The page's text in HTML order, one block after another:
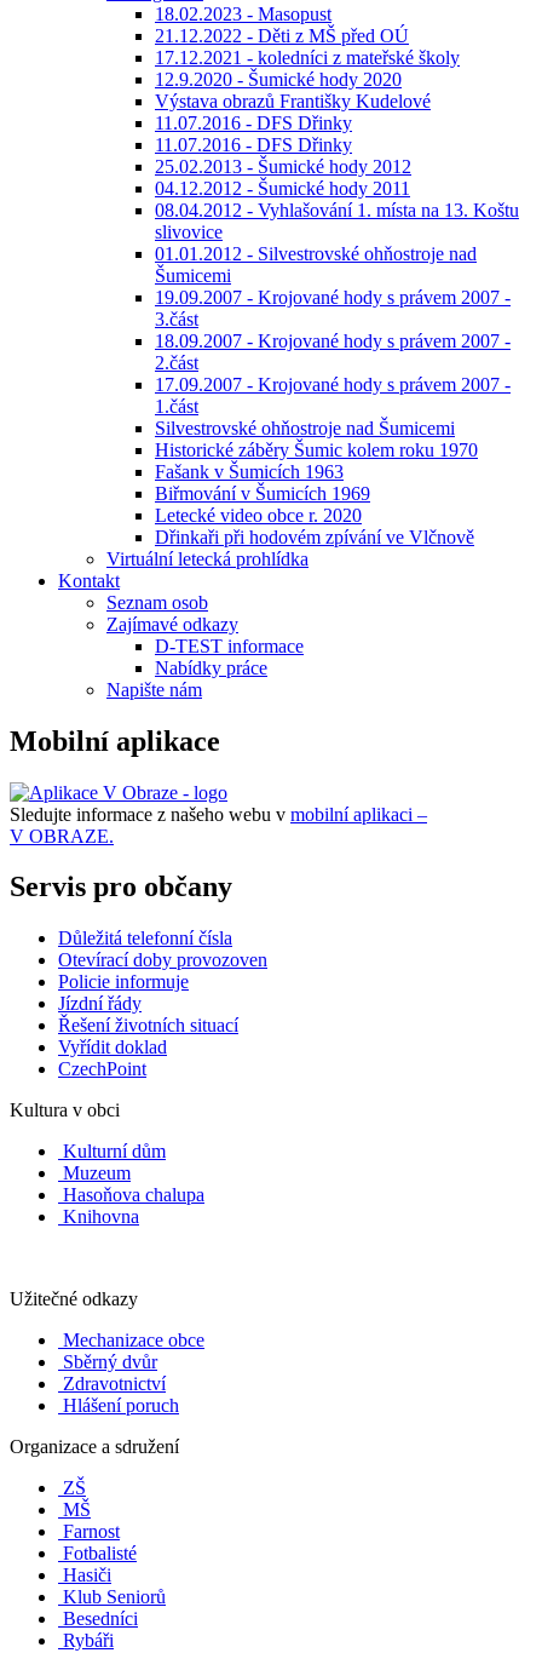
18.02.2023 - Masopust
21.12.2022 - Děti z MŠ před OÚ
17.12.2021 - koledníci z mateřské školy
12.9.2020 - Šumické hody 2020
Výstava obrazů Františky Kudelové
11.07.2016 - DFS Dřinky
11.07.2016 - DFS Dřinky
25.02.2013 - Šumické hody 2012
04.12.2012 - Šumické hody 2011
08.04.2012 - Vyhlašování 1. místa na 13. Koštu
slivovice
01.01.2012 - Silvestrovské ohňostroje nad
Šumicemi
19.09.2007 - Krojované hody s právem 2007 -
3.část
18.09.2007 - Krojované hody s právem 2007 -
2.část
17.09.2007 - Krojované hody s právem 2007 -
1.část
Silvestrovské ohňostroje nad Šumicemi
Historické záběry Šumic kolem roku 1970
Fašank v Šumicích 1963
Biřmování v Šumicích 1969
Letecké video obce r. 2020
Dřinkaři při hodovém zpívání ve Vlčnově
Virtuální letecká prohlídka
Kontakt
Seznam osob
Zajímavé odkazy
D-TEST informace
Nabídky práce
Napište nám
Mobilní aplikace
Sledujte informace z našeho webu v mobilní aplikaci –
V OBRAZE.
Servis pro občany
Důležitá telefonní čísla
Otevírací doby provozoven
Policie informuje
Jízdní řády
Řešení životních situací
Vyřídit doklad
CzechPoint
Kultura v obci
Kulturní dům
Muzeum
Hasoňova chalupa
Knihovna
Užitečné odkazy
Mechanizace obce
Sběrný dvůr
Zdravotnictví
Hlášení poruch
Organizace a sdružení
ZŠ
MŠ
Farnost
Fotbalisté
Hasiči
Klub Seniorů
Besedníci
Rybáři